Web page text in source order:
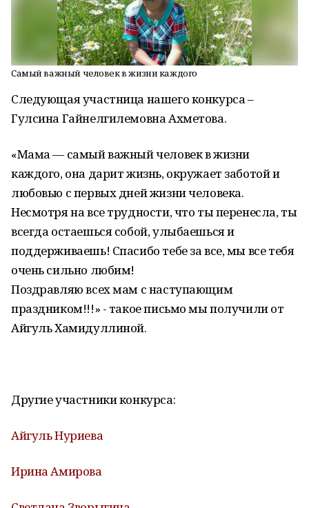
Самый важный человек в жизни каждого
Следующая участница нашего конкурса –
Гулсина Гайнелгилемовна Ахметова.
«Мама — самый важный человек в жизни
каждого, она дарит жизнь, окружает заботой и
любовью с первых дней жизни человека.
Несмотря на все трудности, что ты перенесла, ты
всегда остаешься собой, улыбаешься и
поддерживаешь! Спасибо тебе за все, мы все тебя
очень сильно любим!
Поздравляю всех мам с наступающим
праздником!!!» - такое письмо мы получили от
Айгуль Хамидуллиной.
Другие участники конкурса:
Айгуль Нуриева
Ирина Амирова